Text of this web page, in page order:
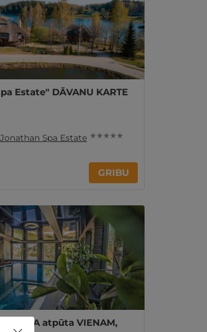
Estate" DĀVANU KARTE
Jonathan Spa Estate ★ ★ ★ ★ ★
GRIBU
SPA atpūta VIENAM,